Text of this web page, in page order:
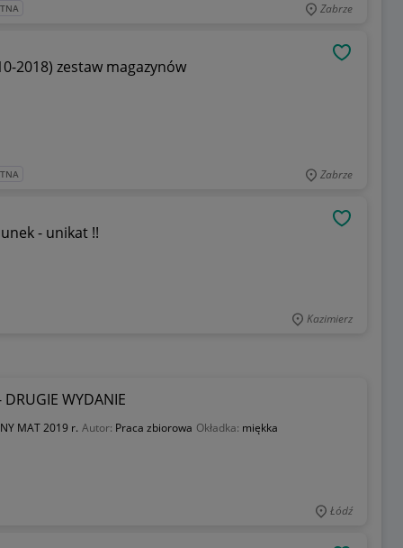
Zabrze
2018) zestaw magazynów
Zabrze
rysunek - unikat !!
Kazimierz
WYDANIE
MAT 2019 r. Autor: Praca zbiorowa Okładka: miękka
Łódź